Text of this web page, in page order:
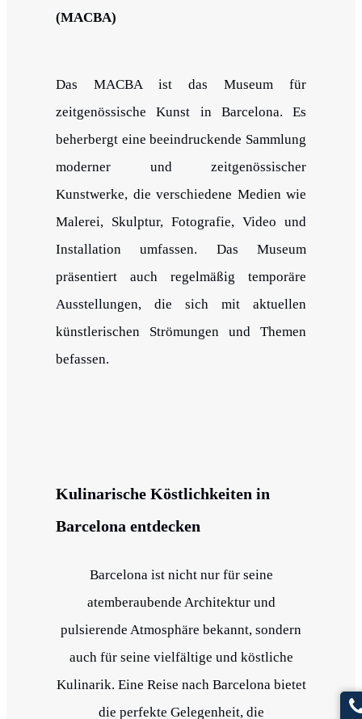
(MACBA)
Das MACBA ist das Museum für
zeitgenössische Kunst in Barcelona. Es
beherbergt eine beeindruckende Sammlung
moderner und zeitgenössischer
Kunstwerke, die verschiedene Medien wie
Malerei, Skulptur, Fotografie, Video und
Installation umfassen. Das Museum
präsentiert auch regelmäßig temporäre
Ausstellungen, die sich mit aktuellen
künstlerischen Strömungen und Themen
befassen.
Kulinarische Köstlichkeiten in
Barcelona entdecken
Barcelona ist nicht nur für seine
atemberaubende Architektur und
pulsierende Atmosphäre bekannt, sondern
auch für seine vielfältige und köstliche
Kulinarik. Eine Reise nach Barcelona bietet
die perfekte Gelegenheit, die